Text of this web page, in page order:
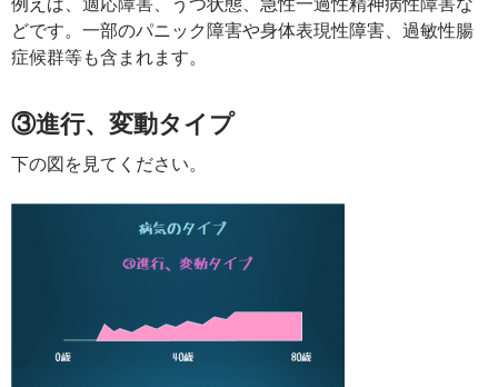
どです。一部のパニック障害や身体表現性障害、過敏性腸
症候群等も含まれます。
③進行、変動タイプ
下の図を見てください。